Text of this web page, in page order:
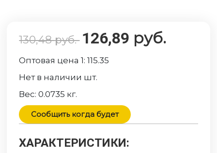
130,48руб. 126,89 руб.
Оптовая цена 1:115.35
Нет в наличии шт.
Вес:0.0735 кг.
Сообщить когда будет
ХАРАКТЕРИСТИКИ: